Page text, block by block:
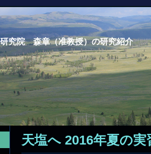
究院 森章（准教授）の研究紹介
天塩へ 2016年夏の実